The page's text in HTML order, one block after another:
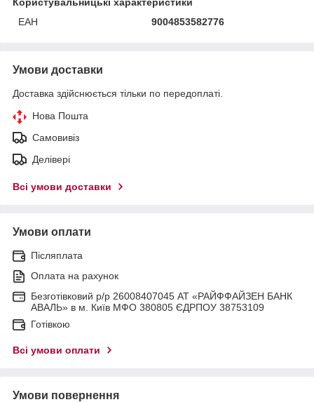
ЕАН
9004853582776
Умови доставки
Доставка здійснюється тільки по передоплаті.
Нова Пошта
Самовивіз
Делівері
Всі умови доставки
Умови оплати
Післяплата
Оплата на рахунок
Безготівковий р/р 26008407045 АТ «РАЙФФАЙЗЕН БАНК
АВАЛЬ» в м. Київ МФО 380805 ЄДРПОУ 38753109
Готівкою
Всі умови оплати
Умови повернення